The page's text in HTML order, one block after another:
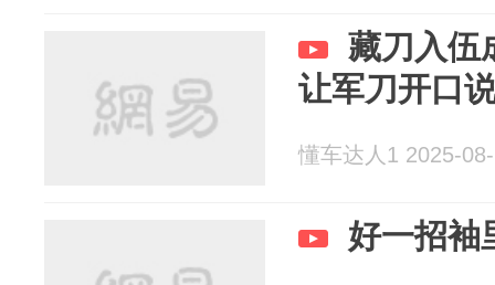
藏刀入伍
让军刀开口
懂车达人1 2025-
好一招袖